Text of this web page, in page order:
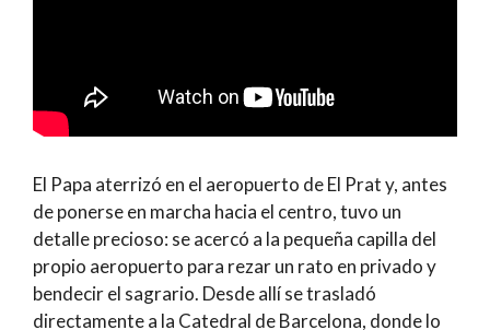
El Papa aterrizó en el aeropuerto de El Prat y, antes
de ponerse en marcha hacia el centro, tuvo un
detalle precioso: se acercó a la pequeña capilla del
propio aeropuerto para rezar un rato en privado y
bendecir el sagrario. Desde allí se trasladó
directamente a la Catedral de Barcelona, donde lo